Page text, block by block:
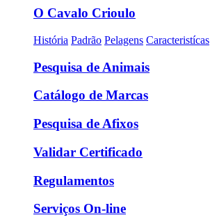
O Cavalo Crioulo
História Padrão Pelagens Caracteristícas
Pesquisa de Animais
Catálogo de Marcas
Pesquisa de Afixos
Validar Certificado
Regulamentos
Serviços On-line